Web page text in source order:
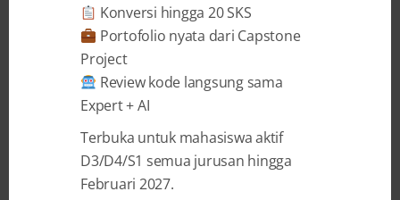
Halo pembaca!
menyempatkan waktu luang kamu demi
membaca artikel ini. Topik kali ini mungkin
tidak akan terasa asing, apalagi kamu sering
berinteraksi dengannya. Selain itu, kamu
pasti sekarang sedang mengoperasikan hal
Konversi hingga 20 SKS
Portofolio nyata dari Capstone
Project
Review kode langsung sama
Expert + AI
Terbuka untuk mahasiswa aktif
D3/D4/S1 semua jurusan hingga
Februari 2027.